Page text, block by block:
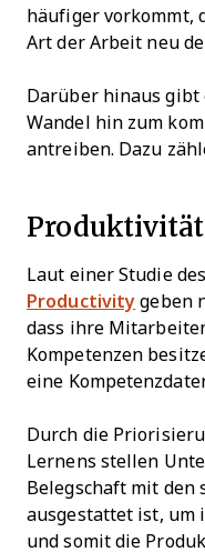
häufiger vorkommt,
Art der Arbeit neu
Darüber hinaus gibt
Wandel hin zum
antreiben. Dazu
Produktivität
Laut einer Studie des
Productivity geben
dass ihre
Kompetenzen
eine
Durch die
Lernens stellen
Belegschaft mit den
ausgestattet ist, um
und somit die